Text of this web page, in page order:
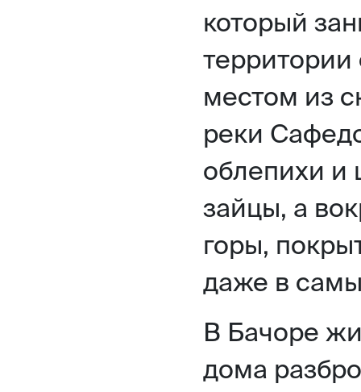
который
местом из
реки
облепихи и
зайцы, а
горы,
даже в
В Бачоре
дома